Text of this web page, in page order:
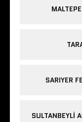
SARIYER
SULTANBEYLI